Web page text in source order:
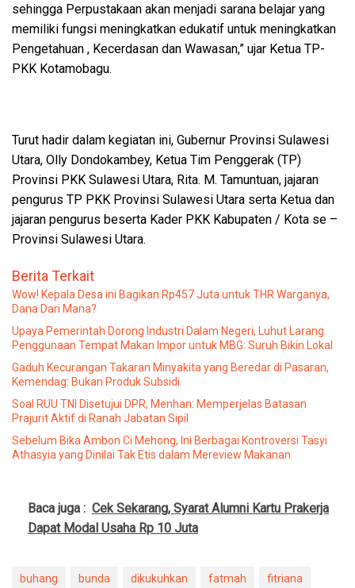
sehingga Perpustakaan akan menjadi sarana belajar yang
memiliki fungsi meningkatkan edukatif untuk meningkatkan
Pengetahuan , Kecerdasan dan Wawasan,” ujar Ketua TP-
PKK Kotamobagu.
Turut hadir dalam kegiatan ini, Gubernur Provinsi Sulawesi
Utara, Olly Dondokambey, Ketua Tim Penggerak (TP)
Provinsi PKK Sulawesi Utara, Rita. M. Tamuntuan, jajaran
pengurus TP PKK Provinsi Sulawesi Utara serta Ketua dan
jajaran pengurus beserta Kader PKK Kabupaten / Kota se –
Provinsi Sulawesi Utara.
Berita Terkait
Wow! Kepala Desa ini Bagikan Rp457 Juta untuk THR Warganya,
Dana Dari Mana?
Upaya Pemerintah Dorong Industri Dalam Negeri, Luhut Larang
Penggunaan Tempat Makan Impor untuk MBG: Suruh Bikin Lokal
Gaduh Kecurangan Takaran Minyakita yang Beredar di Pasaran,
Kemendag: Bukan Produk Subsidi
Soal RUU TNI Disetujui DPR, Menhan: Memperjelas Batasan
Prajurit Aktif di Ranah Jabatan Sipil
Sebelum Bika Ambon Ci Mehong, Ini Berbagai Kontroversi Tasyi
Athasyia yang Dinilai Tak Etis dalam Mereview Makanan
Baca juga : Cek Sekarang, Syarat Alumni Kartu Prakerja
Dapat Modal Usaha Rp 10 Juta
buhang bunda dikukuhkan fatmah fitriana